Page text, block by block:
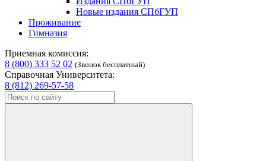
Новые издания СПбГУП
Проживание
Гимназия
Приемная комиссия:
8 (800) 333 52 02 (Звонок бесплатный)
Справочная Университета:
8 (812) 269-57-58